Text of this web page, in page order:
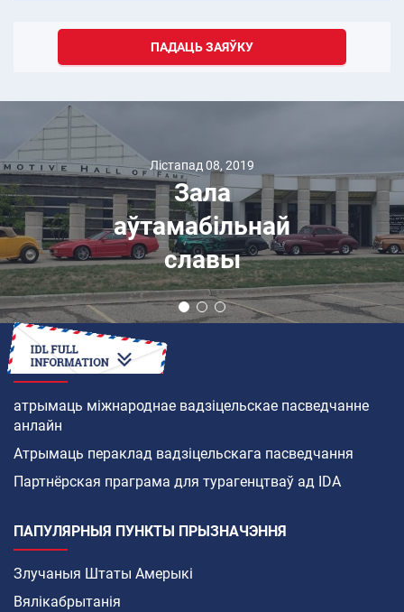
ПАДАЦЬ ЗАЯЎКУ
Лістапад 08, 2019
Зала
аўтамабільнай
славы
ЯК
атрымаць міжнароднае вадзіцельскае пасведчанне
анлайн
Атрымаць пераклад вадзіцельскага пасведчання
Партнёрская праграма для турагенцтваў ад IDA
ПАПУЛЯРНЫЯ ПУНКТЫ ПРЫЗНАЧЭННЯ
Злучаныя Штаты Амерыкі
Вялікабрытанія